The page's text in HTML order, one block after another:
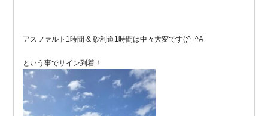
アスファルト1時間 & 砂利道1時間は中々大変です(;^_^A
という事でサイン到着！